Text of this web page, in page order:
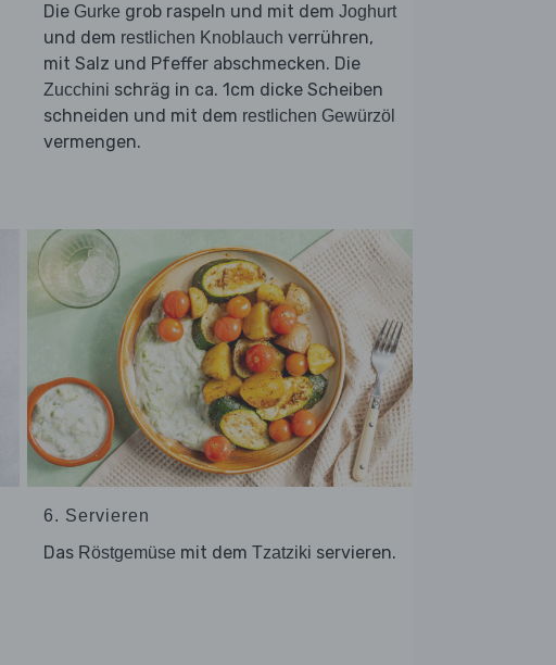
Die Gurke grob raspeln und mit dem Joghurt
und dem restlichen Knoblauch verrühren,
mit Salz und Pfeffer abschmecken. Die
Zucchini schräg in ca. 1cm dicke Scheiben
schneiden und mit dem restlichen Gewürzöl
vermengen.
6. Servieren
Das Röstgemüse mit dem Tzatziki servieren.